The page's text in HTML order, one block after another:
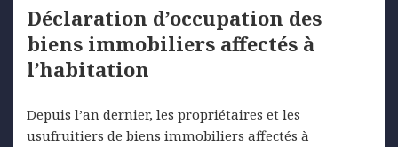
Déclaration d’occupation des
biens immobiliers affectés à
l’habitation
Depuis l’an dernier, les propriétaires et les
usufruitiers de biens immobiliers affectés à